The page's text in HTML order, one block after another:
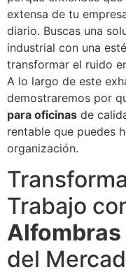
extensa de tu
diario. Buscas una
industrial con una
transformar el ruido
A lo largo de este
demostraremos por
para oficinas de
rentable que puedes
organización.
Trabajo
del